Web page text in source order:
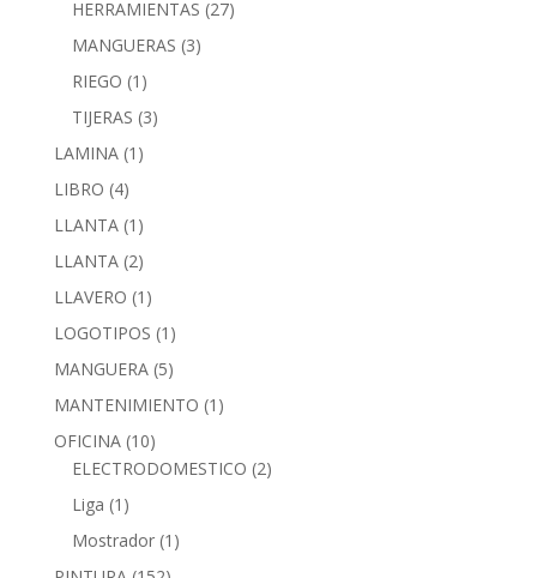
HERRAMIENTAS (27)
MANGUERAS (3)
RIEGO (1)
TIJERAS (3)
LAMINA (1)
LIBRO (4)
LLANTA (1)
LLANTA (2)
LLAVERO (1)
LOGOTIPOS (1)
MANGUERA (5)
MANTENIMIENTO (1)
OFICINA (10)
ELECTRODOMESTICO (2)
Liga (1)
Mostrador (1)